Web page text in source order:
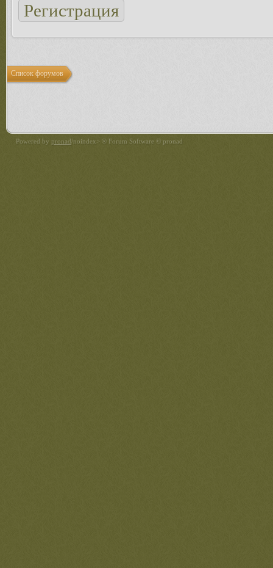
Регистрация
Список форумов
Powered by pronad/noindex> ® Forum Software © pronad